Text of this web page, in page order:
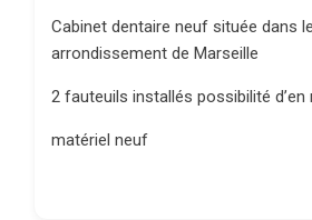
Cabinet dentaire neuf située dans
arrondissement de Marseille
2 fauteuils installés possibilité
matériel neuf